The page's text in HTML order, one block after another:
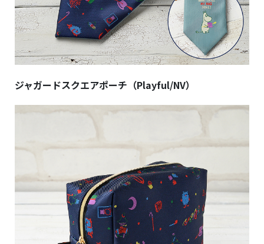
ジャガードスクエアポーチ（Playful/NV）